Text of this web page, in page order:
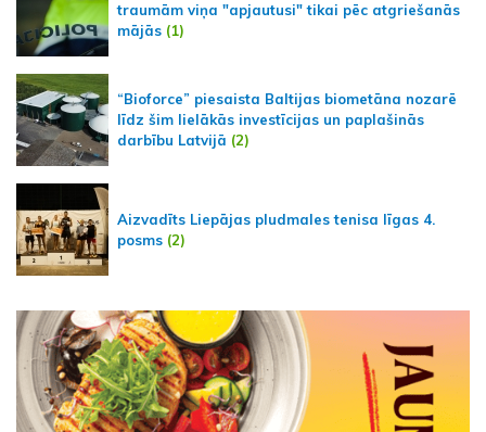
traumām viņa "apjautusi" tikai pēc atgriešanās
mājās (1)
“Bioforce” piesaista Baltijas biometāna nozarē
līdz šim lielākās investīcijas un paplašinās
darbību Latvijā (2)
Aizvadīts Liepājas pludmales tenisa līgas 4.
posms (2)